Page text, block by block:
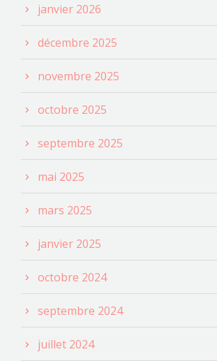
janvier 2026
décembre 2025
novembre 2025
octobre 2025
septembre 2025
mai 2025
mars 2025
janvier 2025
octobre 2024
septembre 2024
juillet 2024